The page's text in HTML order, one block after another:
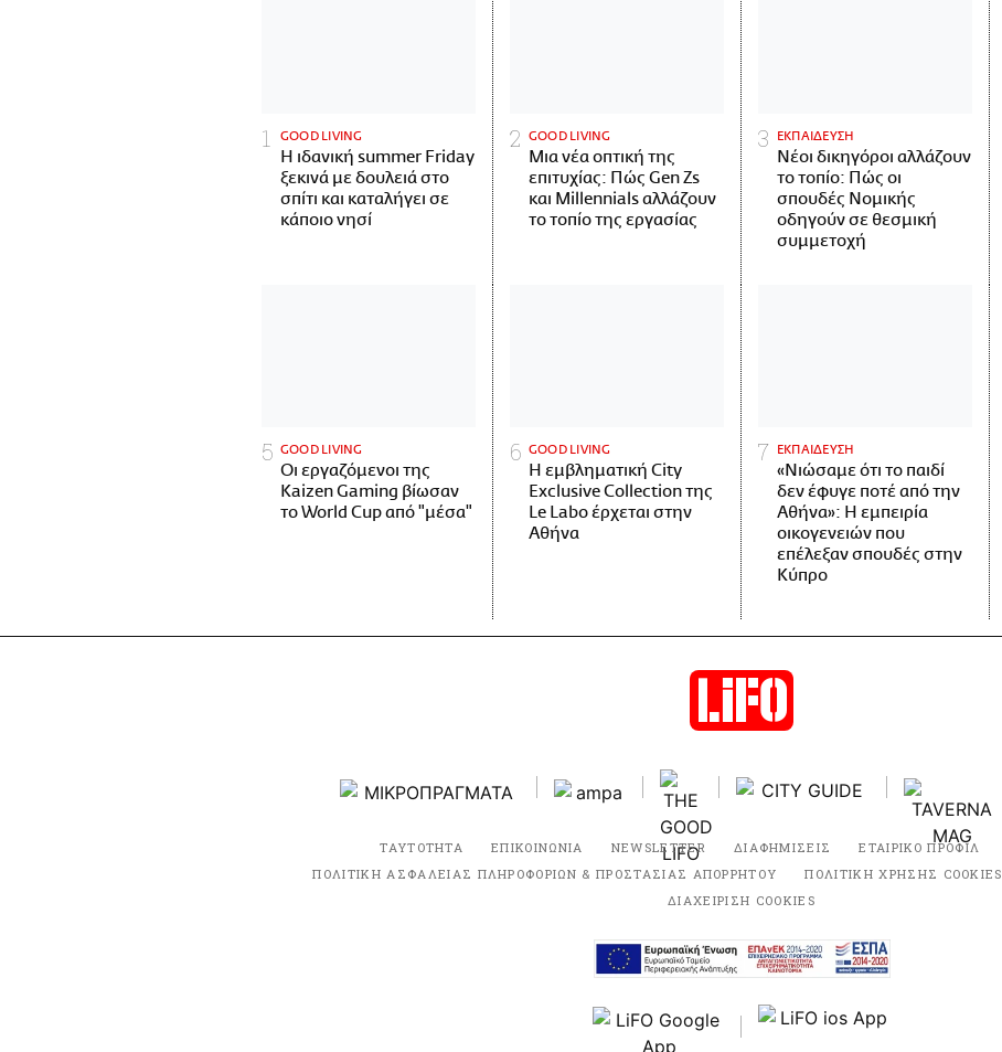
GOOD LIVING
Η ιδανική summer Friday
ξεκινά με δουλειά στο
σπίτι και καταλήγει σε
κάποιο νησί
GOOD LIVING
Μια νέα οπτική της
επιτυχίας: Πώς Gen Zs
και Millennials αλλάζουν
το τοπίο της εργασίας
ΕΚΠΑΙΔΕΥΣΗ
Νέοι δικηγόροι αλλάζουν
το τοπίο: Πώς οι
σπουδές Νομικής
οδηγούν σε θεσμική
συμμετοχή
GOOD LIVING
Οι εργαζόμενοι της
Kaizen Gaming βίωσαν
το World Cup από "μέσα"
GOOD LIVING
Η εμβληματική City
Exclusive Collection της
Le Labo έρχεται στην
Αθήνα
ΕΚΠΑΙΔΕΥΣΗ
«Νιώσαμε ότι το παιδί
δεν έφυγε ποτέ από την
Αθήνα»: Η εμπειρία
οικογενειών που
επέλεξαν σπουδές στην
Κύπρο
ΤΑΥΤΟΤΗΤΑ ΕΠΙΚΟΙΝΩΝΙΑ NEWSLETTER ΔΙΑΦΗΜΙΣΕΙΣ ΕΤΑΙΡΙΚΟ ΠΡΟΦΙΛ
ΠΟΛΙΤΙΚΗ ΑΣΦΑΛΕΙΑΣ ΠΛΗΡΟΦΟΡΙΩΝ & ΠΡΟΣΤΑΣΙΑΣ ΑΠΟΡΡΗΤΟΥ
ΠΟΛΙΤΙΚΗ ΧΡΗΣΗΣ COOKIES
ΔΙΑΧΕΙΡΙΣΗ COOKIES